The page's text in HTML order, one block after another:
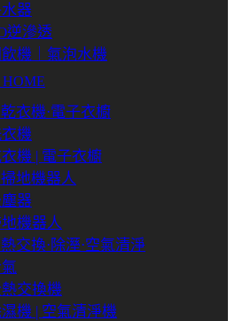
器
逆滲透
飲機｜氣泡水機
衣機⋅電子衣櫥
機
機 | 電子衣櫥
地機器人
器
機器人
交換⋅除溼⋅空氣清淨
交換機
濕機 | 空氣清淨機